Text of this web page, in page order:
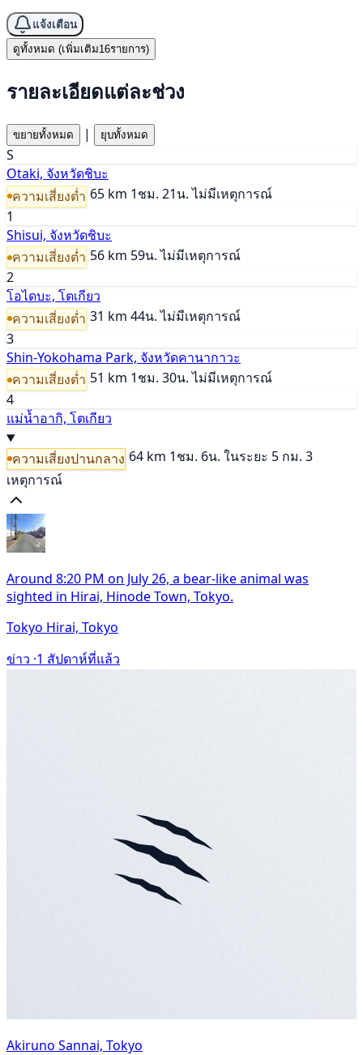
แจ้งเตือน
ดูทั้งหมด (เพิ่มเติม16รายการ)
รายละเอียดแต่ละช่วง
ขยายทั้งหมด | ยุบทั้งหมด
S
Otaki, จังหวัดชิบะ
ความเสี่ยงต่ำ 65 km 1ชม. 21น. ไม่มีเหตุการณ์
1
Shisui, จังหวัดชิบะ
ความเสี่ยงต่ำ 56 km 59น. ไม่มีเหตุการณ์
2
โอไดบะ, โตเกียว
ความเสี่ยงต่ำ 31 km 44น. ไม่มีเหตุการณ์
3
Shin-Yokohama Park, จังหวัดคานากาวะ
ความเสี่ยงต่ำ 51 km 1ชม. 30น. ไม่มีเหตุการณ์
4
แม่น้ำอากิ, โตเกียว
ความเสี่ยงปานกลาง 64 km 1ชม. 6น. ในระยะ 5 กม. 3
เหตุการณ์
Around 8:20 PM on July 26, a bear-like animal was
sighted in Hirai, Hinode Town, Tokyo.
Tokyo Hirai, Tokyo
ข่าว ·1 สัปดาห์ที่แล้ว
Akiruno Sannai, Tokyo